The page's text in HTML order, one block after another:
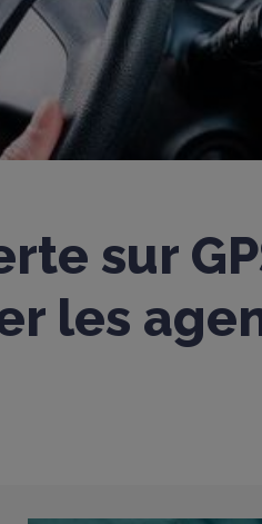
sur
les